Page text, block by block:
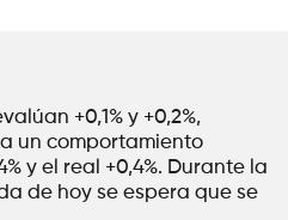
+0,1% y +0,2%,
un comportamiento
y el real +0,4%. Durante la
de hoy se espera que se